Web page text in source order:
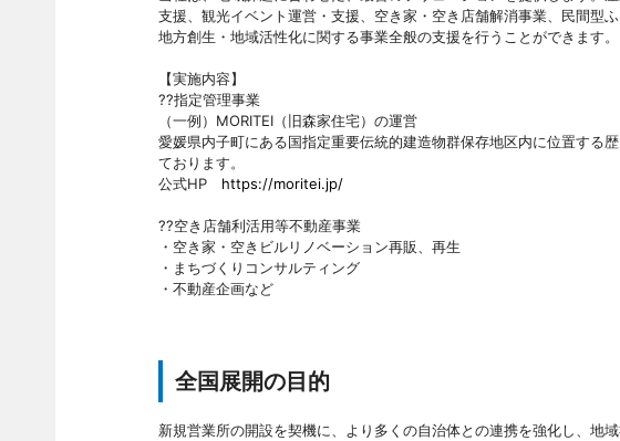
支援、観光イベント運営・支援、空き家・空き店舗解消事業、民間型
地方創生・地域活性化に関する事業全般の支援を行うことができます。
【実施内容】
??指定管理事業
（一例）MORITEI（旧森家住宅）の運営
愛媛県内子町にある国指定重要伝統的建造物群保存地区内に位置する
ております。
公式HP https://moritei.jp/
??空き店舗利活用等不動産事業
・空き家・空きビルリノベーション再販、再生
・まちづくりコンサルティング
・不動産企画など
全国展開の目的
新規営業所の開設を契機に、より多くの自治体との連携を強化し、地